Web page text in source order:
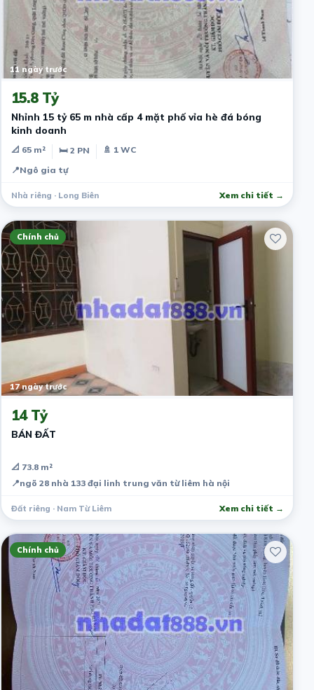
11 ngày trước
15.8 Tỷ
Nhỉnh 15 tỷ 65 m nhà cấp 4 mặt phố vỉa hè đá bóng
kinh doanh
📐 65 m² 🛏 2 PN
🚿 1 WC
📍Ngô gia tự
Nhà riêng · Long Biên Xem chi tiết →
Chính chủ
17 ngày trước
14 Tỷ
BÁN ĐẤT
📐 73.8 m²
📍ngõ 28 nhà 133 đại linh trung văn từ liêm hà nội
Đất riêng · Nam Từ Liêm Xem chi tiết →
Chính chủ